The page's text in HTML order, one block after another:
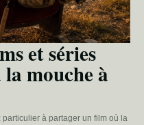
et séries
la mouche à
à partager un film où la